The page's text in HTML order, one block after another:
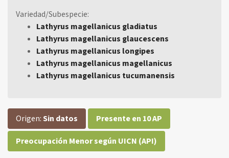
Variedad/Subespecie:
Lathyrus magellanicus gladiatus
Lathyrus magellanicus glaucescens
Lathyrus magellanicus longipes
Lathyrus magellanicus magellanicus
Lathyrus magellanicus tucumanensis
Origen:Sin datos
Presente en 10 AP
Preocupación Menor según UICN (API)